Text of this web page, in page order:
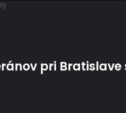
pri Bratislave